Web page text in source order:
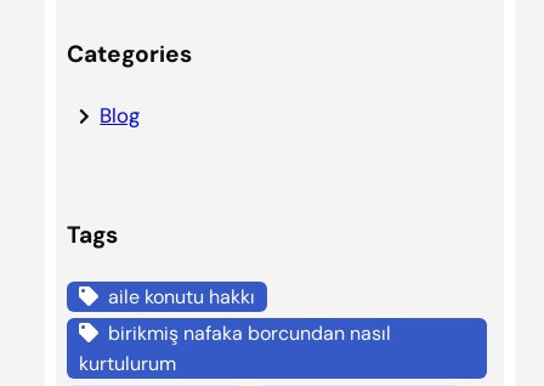
Categories
Blog
Tags
aile konutu hakkı
birikmiş nafaka borcundan nasıl
kurtulurum